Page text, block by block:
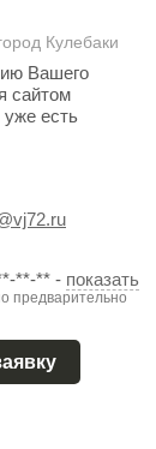
Кулебаки
Вашего
сайтом
есть
**-** - показать
предварительно